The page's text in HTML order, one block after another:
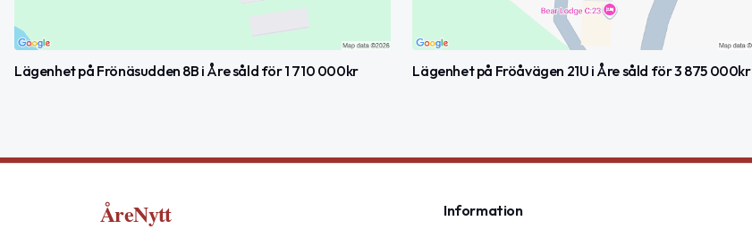
Lägenhet på Frönäsudden 8B i Åre såld för 1 710 000kr Lägenhet på Fröåvägen 21U i Åre såld för 3 875 000kr
ÅreNytt Information